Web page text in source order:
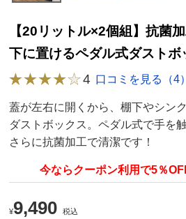
【20リットル×2個組】抗菌
下に置けるペダル式ダストボ
4 口コミを見る（4）
蓋が左右に開くから、棚下やシン
ダストボックス。ペダル式で手を
さらに抗菌加工で清潔です！
今ならクーポン利用で5％
¥9,490 税込